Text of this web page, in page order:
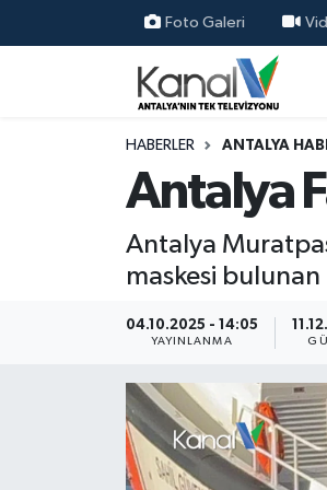
Foto Galeri
HABERLER ANTALYA
Antalya
Antalya
maskesi
04.10.2025 - 14:05
YAYINLANMA
Ana Haber
Antalya Haber
Günün Manşetleri
Haber Kuşakları
Nöbetçi Eczaneler
Hava Durumu
Trafik Durumu
Süper Lig Puan Durumu ve
Haber Arşivi